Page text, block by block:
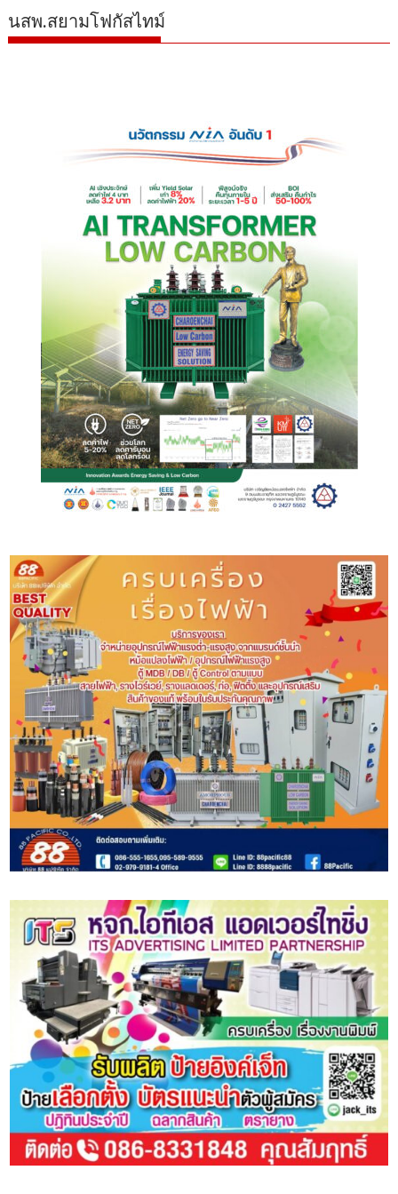
นสพ.สยามโฟกัสไทม์